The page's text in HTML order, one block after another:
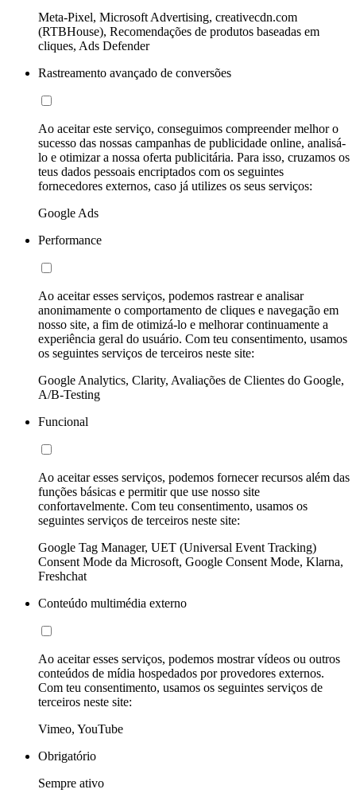
Meta-Pixel, Microsoft Advertising, creativecdn.com
(RTBHouse), Recomendações de produtos baseadas em
cliques, Ads Defender
Rastreamento avançado de conversões
Ao aceitar este serviço, conseguimos compreender melhor o
sucesso das nossas campanhas de publicidade online, analisá-
lo e otimizar a nossa oferta publicitária. Para isso, cruzamos os
teus dados pessoais encriptados com os seguintes
fornecedores externos, caso já utilizes os seus serviços:
Google Ads
Performance
Ao aceitar esses serviços, podemos rastrear e analisar
anonimamente o comportamento de cliques e navegação em
nosso site, a fim de otimizá-lo e melhorar continuamente a
experiência geral do usuário. Com teu consentimento, usamos
os seguintes serviços de terceiros neste site:
Google Analytics, Clarity, Avaliações de Clientes do Google,
A/B-Testing
Funcional
Ao aceitar esses serviços, podemos fornecer recursos além das
funções básicas e permitir que use nosso site
confortavelmente. Com teu consentimento, usamos os
seguintes serviços de terceiros neste site:
Google Tag Manager, UET (Universal Event Tracking)
Consent Mode da Microsoft, Google Consent Mode, Klarna,
Freshchat
Conteúdo multimédia externo
Ao aceitar esses serviços, podemos mostrar vídeos ou outros
conteúdos de mídia hospedados por provedores externos.
Com teu consentimento, usamos os seguintes serviços de
terceiros neste site:
Vimeo, YouTube
Obrigatório
Sempre ativo